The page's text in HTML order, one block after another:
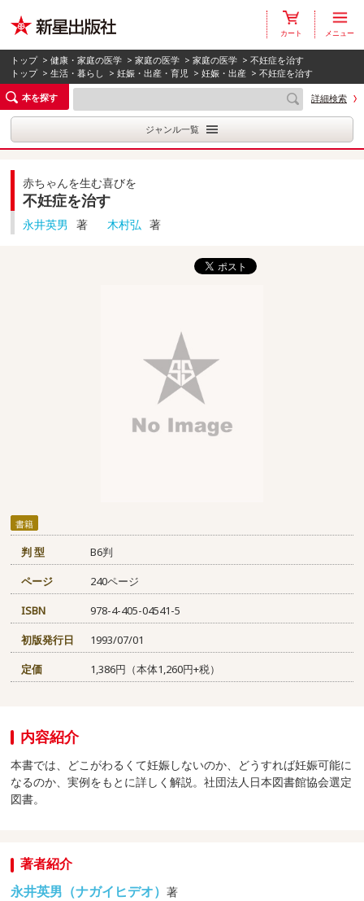
カート メニュー
トップ >健康・家庭の医学 >家庭の医学 >家庭の医学 > 不妊症を治す
トップ >生活・暮らし >妊娠・出産・育児 >妊娠・出産 > 不妊症を治す
本を探す
詳細検索
ジャンル一覧
赤ちゃんを生む喜びを
不妊症を治す
永井英男 著 木村弘 著
書籍
判 型
B6判
ページ
240ページ
ISBN
978-4-405-04541-5
初版発行日
1993/07/01
定価
1,386円（本体1,260円+税）
内容紹介
本書では、どこがわるくて妊娠しないのか、どうすれば妊娠可能に
なるのか、実例をもとに詳しく解説。社団法人日本図書館協会選定
図書。
著者紹介
永井英男（ナガイヒデオ）著